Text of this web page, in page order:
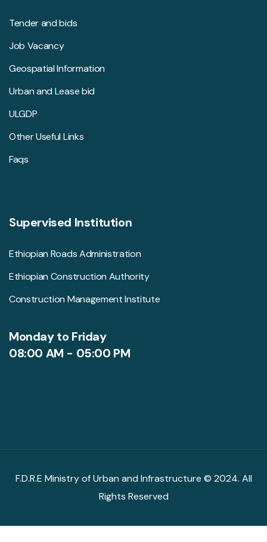
Tender and bids
Job Vacancy
Geospatial Information
Urban and Lease bid
ULGDP
Other Useful Links
Faqs
Supervised Institution
Ethiopian Roads Administration
Ethiopian Construction Authority
Construction Management Institute
Monday to Friday
08:00 AM - 05:00 PM
F.D.R.E Ministry of Urban and Infrastructure © 2024. All
Rights Reserved